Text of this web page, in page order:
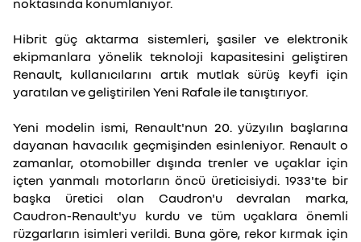
noktasında konumlanıyor.
Hibrit güç aktarma sistemleri, şasiler ve elektronik
ekipmanlara yönelik teknoloji kapasitesini geliştiren
Renault, kullanıcılarını artık mutlak sürüş keyfi için
yaratılan ve geliştirilen Yeni Rafale ile tanıştırıyor.
Yeni modelin ismi, Renault'nun 20. yüzyılın başlarına
dayanan havacılık geçmişinden esinleniyor. Renault o
zamanlar, otomobiller dışında trenler ve uçaklar için
içten yanmalı motorların öncü üreticisiydi. 1933'te bir
başka üretici olan Caudron'u devralan marka,
Caudron-Renault'yu kurdu ve tüm uçaklara önemli
rüzgarların isimleri verildi. Buna göre, rekor kırmak için